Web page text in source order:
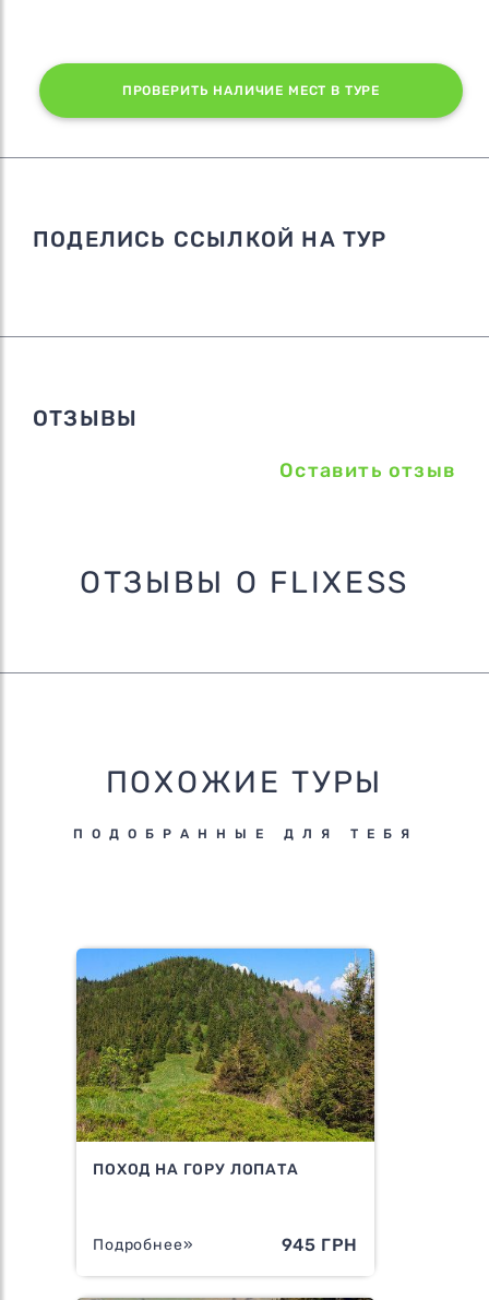
ПРОВЕРИТЬ НАЛИЧИЕ МЕСТ В ТУРЕ
ПОДЕЛИСЬ ССЫЛКОЙ НА ТУР
ОТЗЫВЫ
Оставить отзыв
ОТЗЫВЫ О FLIXESS
ПОХОЖИЕ ТУРЫ
ПОДОБРАННЫЕ ДЛЯ ТЕБЯ
ПОХОД НА ГОРУ ЛОПАТА
Подробнее» 945 ГРН